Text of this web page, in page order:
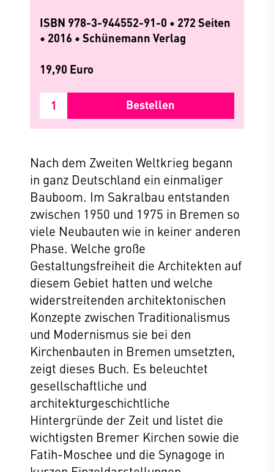
ISBN 978-3-944552-91-0 • 272 Seiten
• 2016 • Schünemann Verlag
19,90 Euro
Bestellen
Nach dem Zweiten Weltkrieg begann
in ganz Deutschland ein einmaliger
Bauboom. Im Sakralbau entstanden
zwischen 1950 und 1975 in Bremen so
viele Neubauten wie in keiner anderen
Phase. Welche große
Gestaltungsfreiheit die Architekten auf
diesem Gebiet hatten und welche
widerstreitenden architektonischen
Konzepte zwischen Traditionalismus
und Modernismus sie bei den
Kirchenbauten in Bremen umsetzten,
zeigt dieses Buch. Es beleuchtet
gesellschaftliche und
architekturgeschichtliche
Hintergründe der Zeit und listet die
wichtigsten Bremer Kirchen sowie die
Fatih-Moschee und die Synagoge in